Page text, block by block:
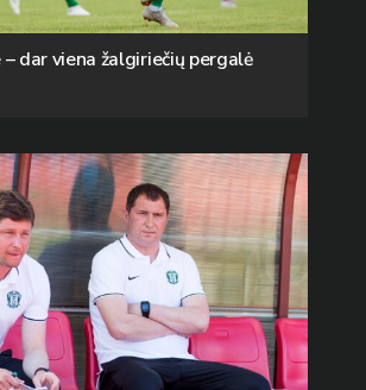
– dar viena žalgiriečių pergalė